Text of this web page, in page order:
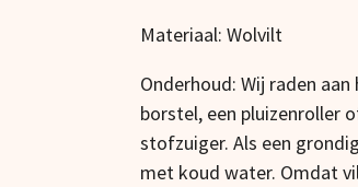
Materiaal: Wolvilt
Onderhoud: Wij raden
borstel, een pluizenroller
stofzuiger. Als een
met koud water. Omdat